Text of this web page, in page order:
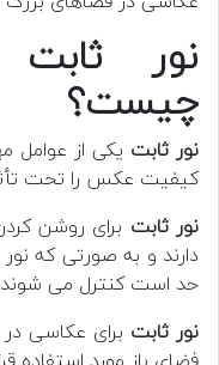
نور
چیست؟
نور ثابت یکی از عوامل
کیفیت عکس را تحت
نور ثابت برای روشن
دارند و به صورتی که
حد است کنترل می
نور ثابت برای عکاسی